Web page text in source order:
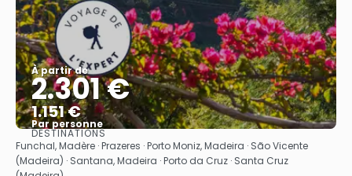
À partir de
2.301 €
1.151 €
Par personne
Afficher
DESTINATIONS
Funchal, Madère · Prazeres · Porto Moniz, Madeira · São Vicente
(Madeira) · Santana, Madeira · Porto da Cruz · Santa Cruz